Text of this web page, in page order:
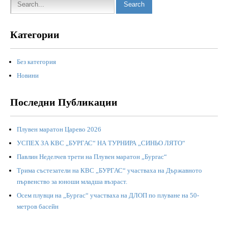
Категории
Без категория
Новини
Последни Публикации
Плувен маратон Царево 2026
УСПЕХ ЗА КВС „БУРГАС“ НА ТУРНИРА „СИНЬО ЛЯТО“
Павлин Неделчев трети на Плувен маратон „Бургас“
Трима състезатели на КВС „БУРГАС“ участваха на Държавното
първенство за юноши младша възраст.
Осем плувци на „Бургас“ участваха на ДЛОП по плуване на 50-
метров басейн